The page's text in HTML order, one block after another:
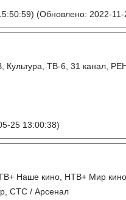
(Обновлено: 2022-
ТВ-6, 31 канал,
25 13:00:38)
Наше кино, НТВ+ Мир
СТС / Арсенал